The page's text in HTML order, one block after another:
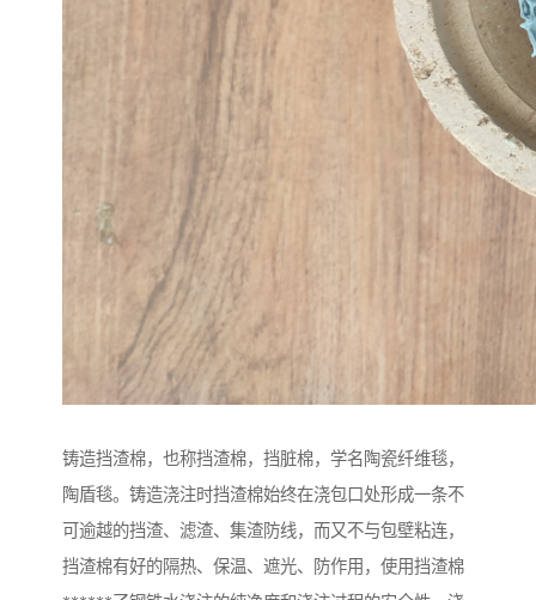
铸造挡渣棉，也称挡渣棉，挡脏棉，学名陶瓷纤维毯，
陶盾毯。铸造浇注时挡渣棉始终在浇包口处形成一条不
可逾越的挡渣、滤渣、集渣防线，而又不与包壁粘连，
挡渣棉有好的隔热、保温、遮光、防作用，使用挡渣棉